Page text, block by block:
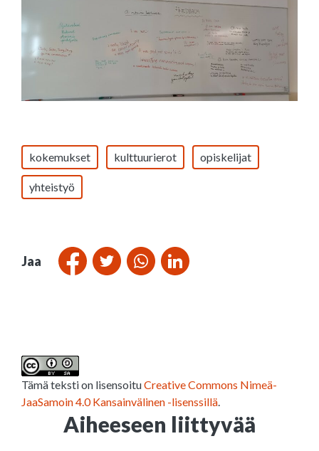
kokemukset kulttuurierot opiskelijat
yhteistyö
Jaa
Tämä teksti on lisensoituCreative Commons Nimeä-
JaaSamoin 4.0 Kansainvälinen -lisenssillä
Aiheeseen liittyvää